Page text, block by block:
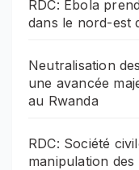
RDC: Ebola
dans le nord-est
Neutralisation
une avancée
au Rwanda
RDC: Société
manipulation des